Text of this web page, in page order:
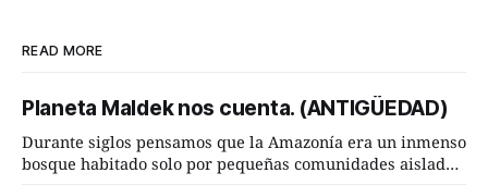
READ MORE
Planeta Maldek nos cuenta. (ANTIGÜEDAD)
Durante siglos pensamos que la Amazonía era un inmenso
bosque habitado solo por pequeñas comunidades aisladas.